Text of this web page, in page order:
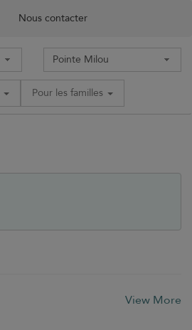
Nous contacter
Pour les familles
View More